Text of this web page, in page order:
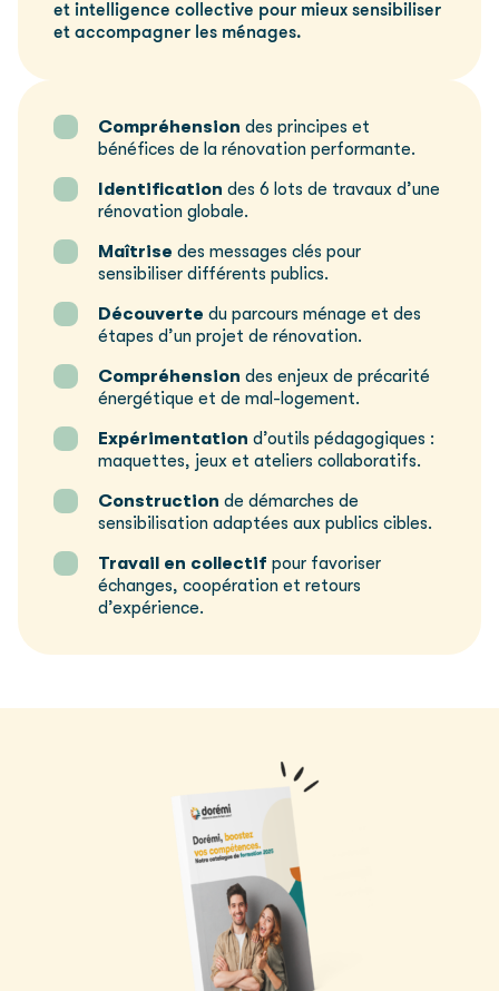
et intelligence collective pour mieux sensibiliser
et accompagner les ménages.
Compréhension des principes et
bénéfices de la rénovation performante.
Identification des 6 lots de travaux d’une
rénovation globale.
Maîtrise des messages clés pour
sensibiliser différents publics.
Découverte du parcours ménage et des
étapes d’un projet de rénovation.
Compréhension des enjeux de précarité
énergétique et de mal-logement.
Expérimentation d’outils pédagogiques :
maquettes, jeux et ateliers collaboratifs.
Construction de démarches de
sensibilisation adaptées aux publics cibles.
Travail en collectif pour favoriser
échanges, coopération et retours
d’expérience.